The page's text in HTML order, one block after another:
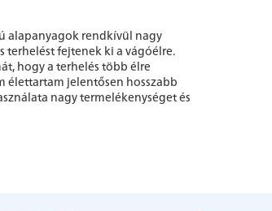
alapanyagok rendkívül nagy
terhelést fejtenek ki a vágóélre.
hogy a terhelés több élre
élettartam jelentősen hosszabb
nagy termelékenységet és